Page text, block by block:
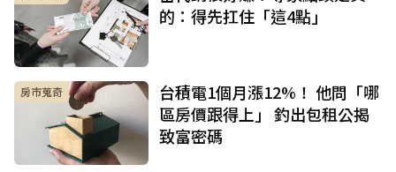
的：得先扛住「這4點」
房市蒐奇
台積電1個月漲12%！ 他問「哪
區房價跟得上」 釣出包租公揭
致富密碼